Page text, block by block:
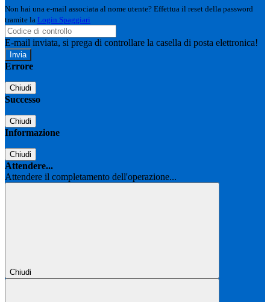
Non hai una e-mail associata al nome utente? Effettua il reset della password
tramite la Login Spaggiari
E-mail inviata, si prega di controllare la casella di posta elettronica!
Errore
Chiudi
Successo
Chiudi
Informazione
Chiudi
Attendere...
Attendere il completamento dell'operazione...
Chiudi